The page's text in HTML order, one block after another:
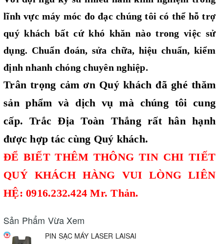
lĩnh vực máy móc đo đạc chúng tôi có thể hỗ trợ
quý khách bất cứ khó khăn nào trong việc sử
dụng. Chuẩn đoán, sửa chữa, hiệu chuẩn, kiểm
định nhanh chóng chuyên nghiệp.
Trân trọng cảm ơn Quý khách đã ghé thăm
sản phẩm và dịch vụ mà chúng tôi cung
cấp. Trắc Địa Toàn Thắng rất hân hạnh
được hợp tác cùng Quý khách.
ĐỂ BIẾT THÊM THÔNG TIN CHI TIẾT
QUÝ KHÁCH HÀNG VUI LÒNG LIÊN
HỆ: 0916.232.424 Mr. Thản.
Sản Phẩm Vừa Xem
PIN SẠC MÁY LASER LAISAI